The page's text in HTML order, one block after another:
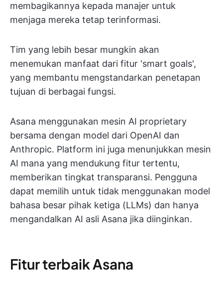
membagikannya kepada manajer untuk
menjaga mereka tetap terinformasi.
Tim yang lebih besar mungkin akan
menemukan manfaat dari fitur 'smart goals',
yang membantu mengstandarkan penetapan
tujuan di berbagai fungsi.
Asana menggunakan mesin AI proprietary
bersama dengan model dari OpenAI dan
Anthropic. Platform ini juga menunjukkan mesin
AI mana yang mendukung fitur tertentu,
memberikan tingkat transparansi. Pengguna
dapat memilih untuk tidak menggunakan model
bahasa besar pihak ketiga (LLMs) dan hanya
mengandalkan AI asli Asana jika diinginkan.
Fitur terbaik Asana